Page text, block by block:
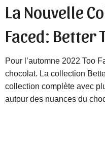
La Nouvelle
Faced: Better
Pour l’automne 2022 Too
chocolat. La collection
collection complète avec
autour des nuances du